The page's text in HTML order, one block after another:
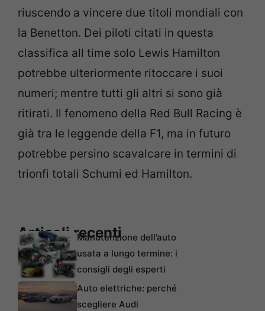
riuscendo a vincere due titoli mondiali con
la Benetton. Dei piloti citati in questa
classifica all time solo Lewis Hamilton
potrebbe ulteriormente ritoccare i suoi
numeri; mentre tutti gli altri si sono già
ritirati. Il fenomeno della Red Bull Racing è
già tra le leggende della F1, ma in futuro
potrebbe persino scavalcare in termini di
trionfi totali Schumi ed Hamilton.
Articoli recentiManutenzione dell’auto
usata a lungo termine: i
consigli degli esperti
Auto elettriche: perché
scegliere Audi